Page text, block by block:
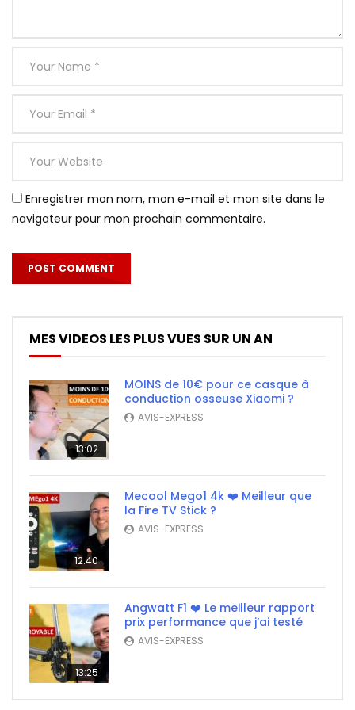
Enregistrer mon nom, mon e-mail et mon site dans le
navigateur pour mon prochain commentaire.
MES VIDEOS LES PLUS VUES SUR UN AN
13:02
MOINS de 10€ pour ce casque à
conduction osseuse Xiaomi ?
AVIS-EXPRESS
12:40
Mecool Mego1 4k ❤️ Meilleur que
la Fire TV Stick ?
AVIS-EXPRESS
13:25
Angwatt F1 ❤️ Le meilleur rapport
prix performance que j’ai testé
AVIS-EXPRESS